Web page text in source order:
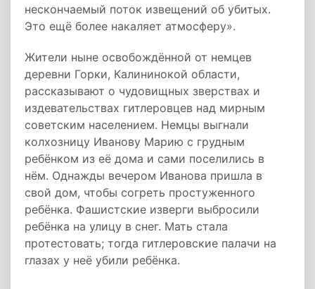
нескончаемый поток извещений об убитых.
Это ещё более накаляет атмосферу».
Жители ныне освобождённой от немцев
деревни Горки, Калининокой области,
рассказывают о чудовищных зверствах и
издевательствах гитлеровцев над мирным
советским населением. Немцы выгнали
колхозницу Иванову Марию с грудным
ребёнком из её дома и сами поселились в
нём. Однажды вечером Иванова пришла в
свой дом, чтобы согреть простуженного
ребёнка. Фашистские изверги выбросили
ребёнка на улицу в снег. Мать стала
протестовать; тогда гитлеровские палачи на
глазах у неё убили ребёнка.